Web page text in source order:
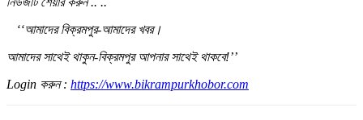
‘‘আমাদের বিক্রমপুর-আমাদের খবর।
আমাদের সাথেই থাকুন-বিক্রমপুর আপনার সাথেই থাকবে!’’
Login করুন : https://www.bikrampurkhobor.com